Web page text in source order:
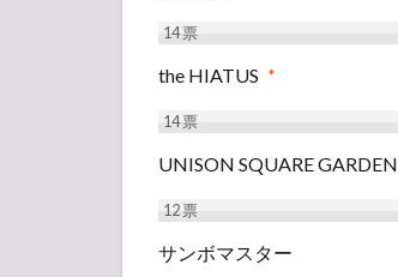
14票
the HIATUS *
14票
UNISON SQUARE GARDEN
12票
サンボマスター